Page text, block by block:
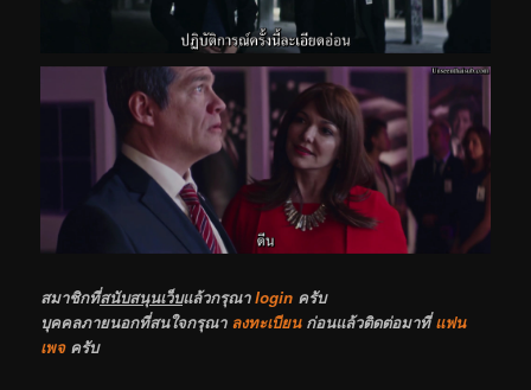
สมาชิกที่สนับสนุนเว็บแล้วกรุณาlogin ครับ
บุคคลภายนอกที่สนใจกรุณา ลงทะเบียนก่อนแล้วติดต่อมาที่แฟน
เพจครับ